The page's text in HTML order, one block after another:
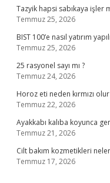
Tazyik hapsi sabıkaya işler
Temmuz 25, 2026
BIST 100’e nasıl yatırım
Temmuz 25, 2026
25 rasyonel sayı mı ?
Temmuz 24, 2026
Horoz eti neden kırmızı olur
Temmuz 22, 2026
Ayakkabı kalıba koyunca
Temmuz 21, 2026
Cilt bakım kozmetikleri
Temmuz 17, 2026